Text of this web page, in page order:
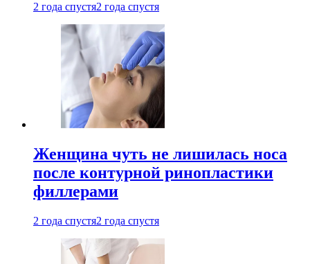
2 года спустя2 года спустя
Женщина чуть не лишилась носа
после контурной ринопластики
филлерами
2 года спустя2 года спустя